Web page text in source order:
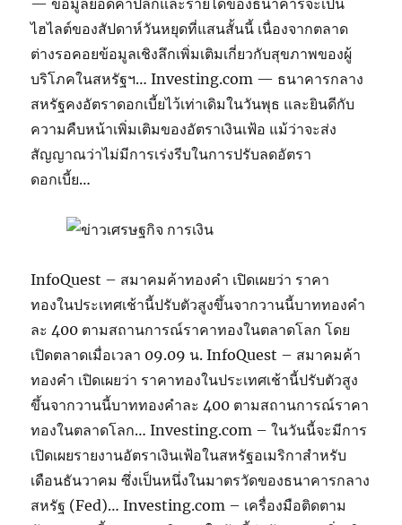
ไฮไลต์ของสัปดาห์วันหยุดที่แสนสั้นนี้ เนื่องจากตลาด
ต่างรอคอยข้อมูลเชิงลึกเพิ่มเติมเกี่ยวกับสุขภาพของผู้
บริโภคในสหรัฐฯ… Investing.com — ธนาคารกลาง
สหรัฐคงอัตราดอกเบี้ยไว้เท่าเดิมในวันพุธ และยินดีกับ
ความคืบหน้าเพิ่มเติมของอัตราเงินเฟ้อ แม้ว่าจะส่ง
สัญญาณว่าไม่มีการเร่งรีบในการปรับลดอัตรา
ดอกเบี้ย…
InfoQuest – สมาคมค้าทองคำ เปิดเผยว่า ราคา
ทองในประเทศเช้านี้ปรับตัวสูงขึ้นจากวานนี้บาททองคำ
ละ 400 ตามสถานการณ์ราคาทองในตลาดโลก โดย
เปิดตลาดเมื่อเวลา 09.09 น. InfoQuest – สมาคมค้า
ทองคำ เปิดเผยว่า ราคาทองในประเทศเช้านี้ปรับตัวสูง
ขึ้นจากวานนี้บาททองคำละ 400 ตามสถานการณ์ราคา
ทองในตลาดโลก… Investing.com – ในวันนี้จะมีการ
เปิดเผยรายงานอัตราเงินเฟ้อในสหรัฐอเมริกาสำหรับ
เดือนธันวาคม ซึ่งเป็นหนึ่งในมาตรวัดของธนาคารกลาง
สหรัฐ (Fed)… Investing.com – เครื่องมือติดตาม